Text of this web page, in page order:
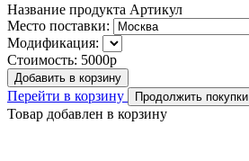
Название продукта Артикул
Место поставки:
Модификация:
Стоимость: 5000р
Добавить в корзину
Перейти в корзину Продолжить покупки
Товар добавлен в корзину